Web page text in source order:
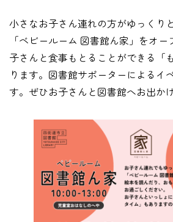
小さなお子さん連れの方がゆっくり
「ベビールーム 図書館ん家」をオ
子さんと食事もとることができる「
ります。図書館サポーターによるイ
す。ぜひお子さんと図書館へお出か